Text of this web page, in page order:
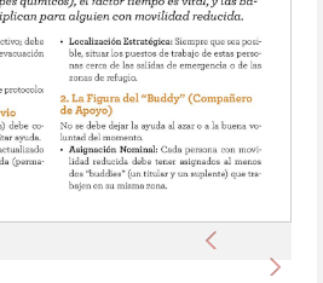
Anterior